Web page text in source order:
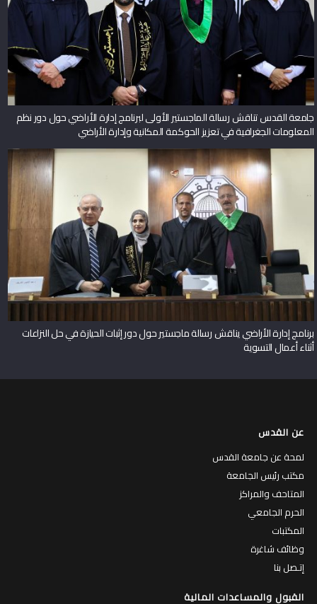
جامعة القدس تناقش رسالة الماجستير الأولى لبرنامج إدارة الأراضي حول دور نظم
المعلومات الجغرافية في تعزيز الحوكمة المكانية وإدارة الأراضي
برنامج إدارة الأراضي يناقش رسالة ماجستير حول دور إثبات الحيازة في حل النزاعات
أثناء أعمال التسوية
عن القدس
لمحة عن جامعة القدس
مكتب رئيس الجامعة
المتاحف والمراكز
الحرم الجامعي
المكتبات
وظائف شاغرة
إتـصل بنا
القبول والمساعدات المالية